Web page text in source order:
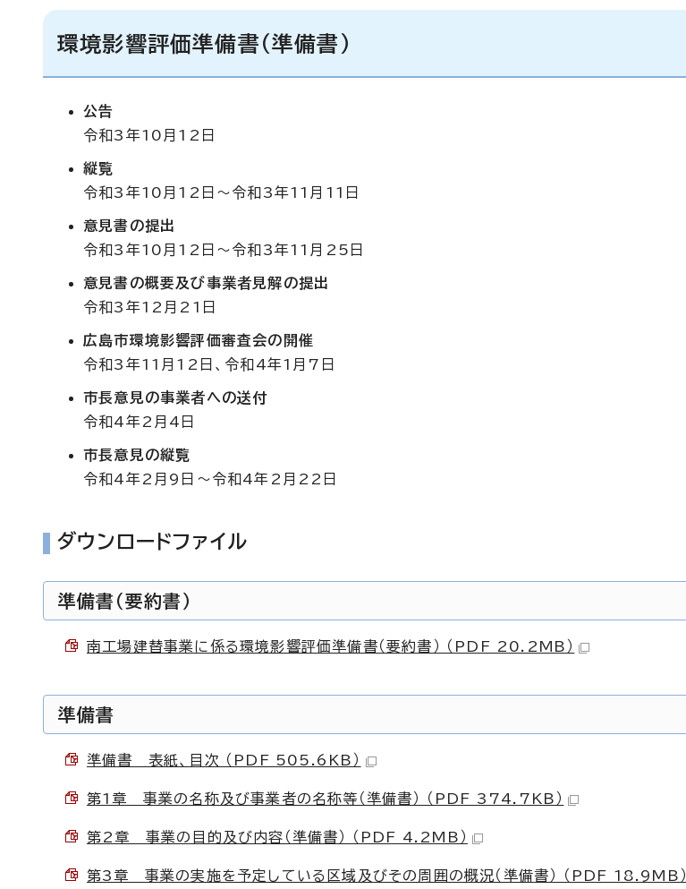
環境影響評価準備書（準備書）
公告
令和3年10月12日
縦覧
令和3年10月12日～令和3年11月11日
意見書の提出
令和3年10月12日～令和3年11月25日
意見書の概要及び事業者見解の提出
令和3年12月21日
広島市環境影響評価審査会の開催
令和3年11月12日、令和4年1月7日
市長意見の事業者への送付
令和4年2月4日
市長意見の縦覧
令和4年2月9日～令和4年2月22日
ダウンロードファイル
準備書（要約書）
南工場建替事業に係る環境影響評価準備書（要約書） （PDF 20.2MB）
準備書
準備書 表紙、目次 （PDF 505.6KB）
第1章 事業の名称及び事業者の名称等（準備書） （PDF 374.7KB）
第2章 事業の目的及び内容（準備書） （PDF 4.2MB）
第3章 事業の実施を予定している区域及びその周囲の概況（準備書） （PDF 18.9MB）